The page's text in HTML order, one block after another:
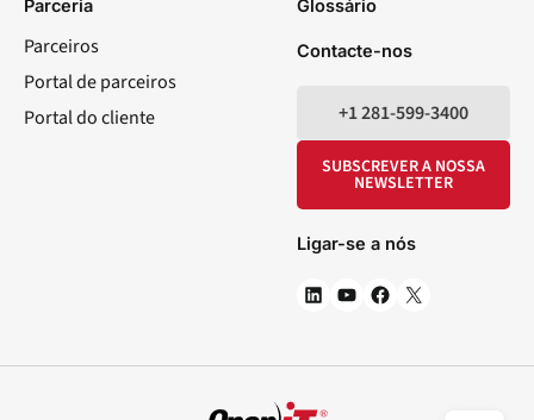
Parceria
Parceiros
Portal de parceiros
Portal do cliente
Glossário
Contacte-nos
+1 281-599-3400
SUBSCREVER A NOSSA
NEWSLETTER
Ligar-se a nós